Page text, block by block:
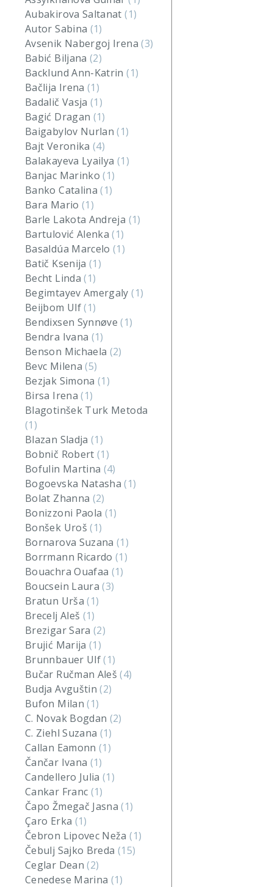
Aubakirova Saltanat(1)
Autor Sabina (1)
Avsenik Nabergoj Irena(3)
Babić Biljana(2)
Backlund Ann-Katrin(1)
Bačlija Irena(1)
Badalič Vasja(1)
Bagić Dragan (1)
Baigabylov Nurlan(1)
Bajt Veronika(4)
Balakayeva Lyailya (1)
Banjac Marinko(1)
Banko Catalina(1)
Bara Mario (1)
Barle Lakota Andreja (1)
Bartulović Alenka(1)
Basaldúa Marcelo(1)
Batič Ksenija(1)
Becht Linda(1)
Begimtayev Amergaly(1)
Beijbom Ulf(1)
Bendixsen Synnøve(1)
Bendra Ivana (1)
Benson Michaela (2)
Bevc Milena(5)
Bezjak Simona(1)
Birsa Irena(1)
Blagotinšek Turk Metoda
(1)
Blazan Sladja(1)
Bobnič Robert(1)
Bofulin Martina (4)
Bogoevska Natasha(1)
Bolat Zhanna (2)
Bonizzoni Paola (1)
Bonšek Uroš(1)
Bornarova Suzana(1)
Borrmann Ricardo(1)
Bouachra Ouafaa (1)
Boucsein Laura(3)
Bratun Urša(1)
Brecelj Aleš (1)
Brezigar Sara(2)
Brujić Marija(1)
Brunnbauer Ulf(1)
Bučar Ručman Aleš(4)
Budja Avguštin(2)
Bufon Milan(1)
C. Novak Bogdan (2)
C. Ziehl Suzana (1)
Callan Eamonn(1)
Čančar Ivana (1)
Candellero Julia(1)
Cankar Franc (1)
Čapo Žmegač Jasna(1)
Çaro Erka (1)
Čebron Lipovec Neža(1)
Čebulj Sajko Breda (15)
Ceglar Dean(2)
Cenedese Marina (1)